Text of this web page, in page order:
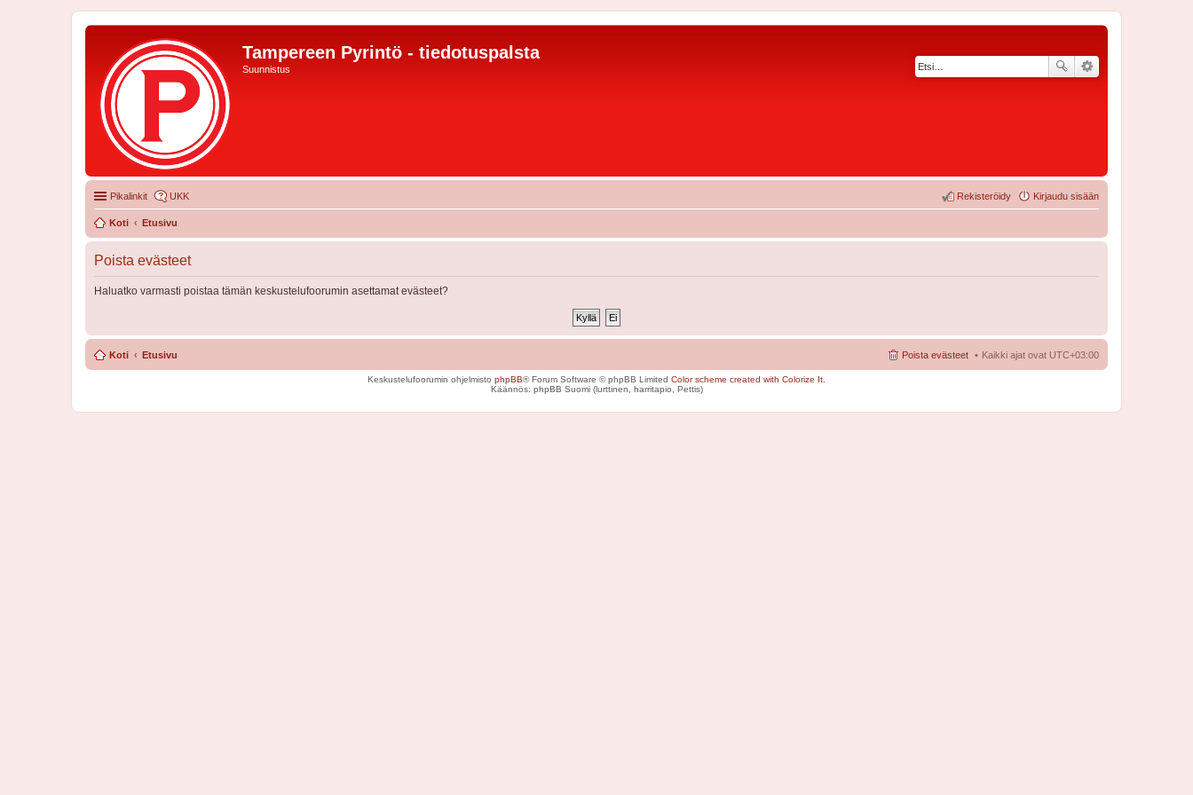
Tampereen Pyrintö - tiedotuspalsta
Suunnistus
Pikalinkit UKK Kirjaudu sisään
Rekisteröidy
Koti Etusivu
Poista evästeet
Haluatko varmasti poistaa tämän keskustelufoorumin asettamat evästeet?
Koti Etusivu Kaikki ajat ovat UTC+03:00
Poista evästeet
Keskustelufoorumin ohjelmisto phpBB® Forum Software © phpBB Limited Color scheme created with Colorize It
Käännös: phpBB Suomi (lurttinen, harritapio, Pettis)